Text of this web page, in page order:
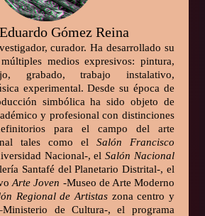
Gómez Reina
curador. Ha desarrollado su
medios expresivos: pintura,
grabado, trabajo instalativo,
experimental. Desde su época de
simbólica ha sido objeto de
y profesional con distinciones
para el campo del arte
tales como el Salón Francisco
Nacional-, elSalón Nacional
Santafé del Planetario Distrital-, el
Arte Joven -Museo de Arte Moderno
Regional de Artistas zona centro y
de Cultura-, el programa